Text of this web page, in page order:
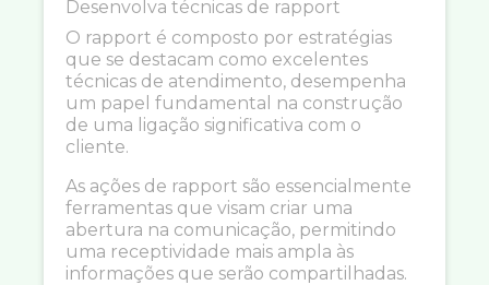
Desenvolva técnicas de rapport
O rapport é composto por estratégias
que se destacam como excelentes
técnicas de atendimento, desempenha
um papel fundamental na construção
de uma ligação significativa com o
cliente.
As ações de rapport são essencialmente
ferramentas que visam criar uma
abertura na comunicação, permitindo
uma receptividade mais ampla às
informações que serão compartilhadas.